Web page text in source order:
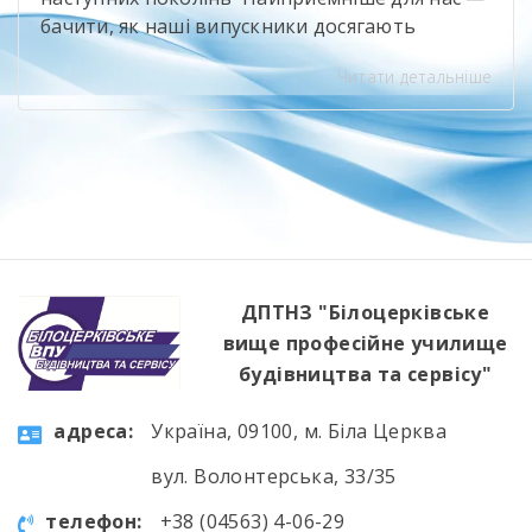
бачити, як наші випускники досягають
професійних висот і при цьому не забувають
про свій навчальний заклад. Олександр
Іванюк — випускник будівельного напряму,
яким ми щиро пишаємося. Сьогодні він
представляє компанію Sika, бере участь у
професійному саміті «Ліга майстрів» та є
одним із найсильніших майстрів-плиточників
[…]
Читати детальніше
ДПТНЗ "Білоцерківське
вище професійне училище
будівництва та сервісу"
aдресa:
Україна, 09100, м. Біла Церква
вул. Волонтерська, 33/35
телефон:
+38 (04563) 4-06-29